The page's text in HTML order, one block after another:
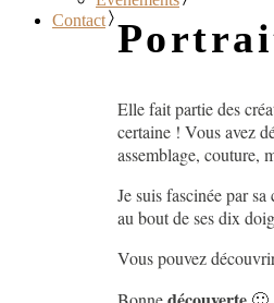
Contact
Elle fait partie des
certaine ! Vous avez
assemblage, couture,
Je suis fascinée par
au bout de ses dix
Vous pouvez